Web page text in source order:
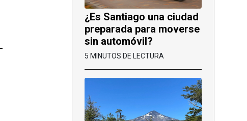
¿Es Santiago una ciudad
preparada para moverse
sin automóvil?
5 MINUTOS DE LECTURA